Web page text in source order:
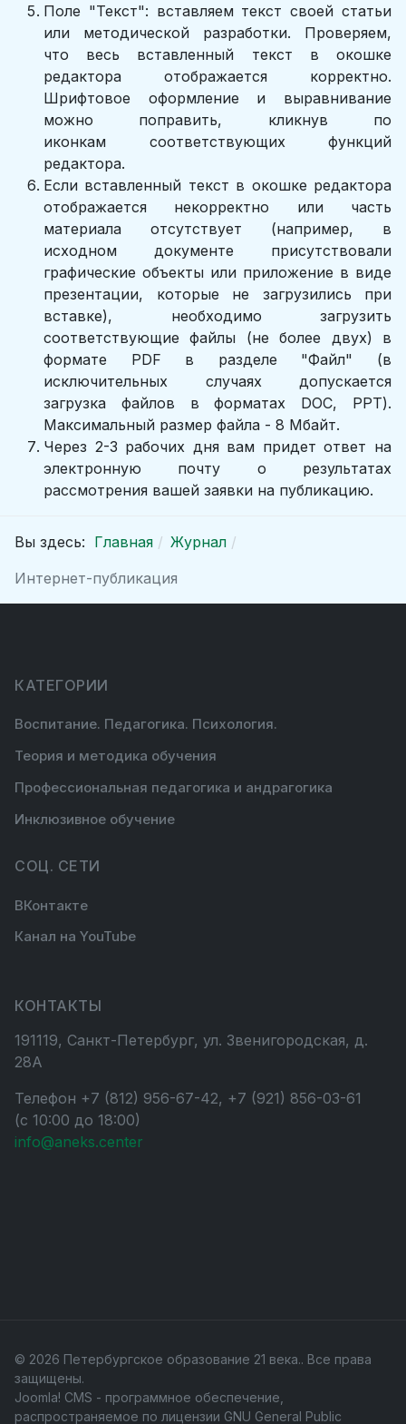
Поле "Текст": вставляем текст своей статьи
или методической разработки. Проверяем,
что весь вставленный текст в окошке
редактора отображается корректно.
Шрифтовое оформление и выравнивание
можно поправить, кликнув по
иконкам соответствующих функций
редактора.
Если вставленный текст в окошке редактора
отображается некорректно или часть
материала отсутствует (например, в
исходном документе присутствовали
графические объекты или приложение в виде
презентации, которые не загрузились при
вставке), необходимо загрузить
соответствующие файлы (не более двух) в
формате PDF в разделе "Файл" (в
исключительных случаях допускается
загрузка файлов в форматах DOC, PPT).
Максимальный размер файла - 8 Мбайт.
Через 2-3 рабочих дня вам придет ответ на
электронную почту о результатах
рассмотрения вашей заявки на публикацию.
Вы здесь: Главная
Журнал
Интернет-публикация
КАТЕГОРИИ
Воспитание. Педагогика. Психология.
Теория и методика обучения
Профессиональная педагогика и андрагогика
Инклюзивное обучение
СОЦ. СЕТИ
ВКонтакте
Канал на YouTube
КОНТАКТЫ
191119, Санкт-Петербург, ул. Звенигородская, д.
28А
Телефон +7 (812) 956-67-42, +7 (921) 856-03-61
(с 10:00 до 18:00)
info@aneks.center
© 2026 Петербургское образование 21 века.. Все права
защищены.
Joomla! CMS - программное обеспечение,
распространяемое по лицензии GNU General Public